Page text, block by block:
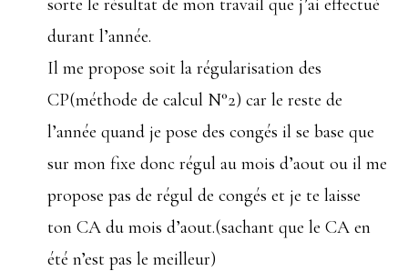
durant l’année.
Il me propose soit la régularisation des
CP(méthode de calcul N°2) car le reste de
l’année quand je pose des congés il se base que
sur mon fixe donc régul au mois d’aout ou il me
propose pas de régul de congés et je te laisse
ton CA du mois d’aout.(sachant que le CA en
été n’est pas le meilleur)